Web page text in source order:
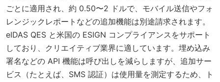
ごとに適用され、約 0.50〜2 ドルで、モバイル送信やフォ
レンジックレポートなどの追加機能は別途請求されます。
eIDAS QES と米国の ESIGN コンプライアンスをサポート
しており、クリエイティブ業界に適しています。埋め込み
署名などの API 機能は呼び出しを減らしますが、追加サー
ビス（たとえば、SMS 認証）は使用量を測定するため、ト